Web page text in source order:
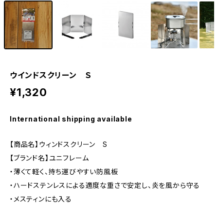
ウインドスクリーン Ｓ
¥1,320
International shipping available
【商品名】ウィンドスクリーン S
【ブランド名】ユニフレーム
・薄くて軽く、持ち運びやすい防風板
・ハードステンレスによる適度な重さで安定し、炎を風から守る
・メスティンにも入る